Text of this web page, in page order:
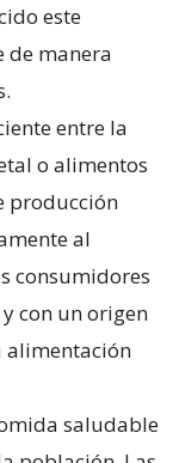
este
de manera
entre la
o alimentos
producción
al
consumidores
con un origen
alimentación
saludable